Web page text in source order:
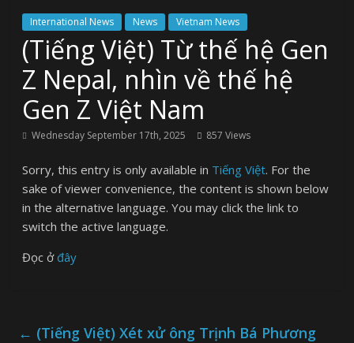
International News News Vietnam News
(Tiếng Việt) Từ thế hệ Gen
Z Nepal, nhìn về thế hệ
Gen Z Việt Nam
Wednesday September 17th, 2025 857 Views
Sorry, this entry is only available in Tiếng Việt. For the
sake of viewer convenience, the content is shown below
in the alternative language. You may click the link to
switch the active language.
Đọc ởđây
← (Tiếng Việt) Xét xử ông Trịnh Bá Phương